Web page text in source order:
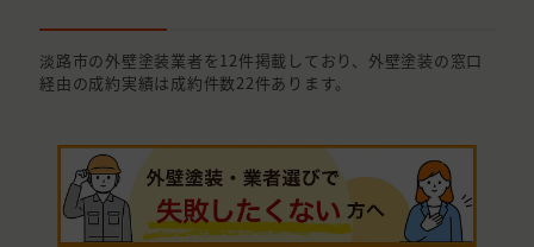
淡路市の外壁塗装業者を12件掲載しており、外壁塗装の窓口
経由の成約実績は成約件数22件あります。